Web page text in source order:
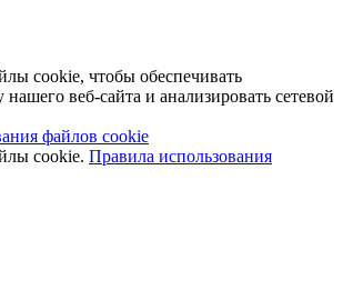
cookie, чтобы обеспечивать
веб-сайта и анализировать сетевой
файлов cookie
cookie. Правила использования